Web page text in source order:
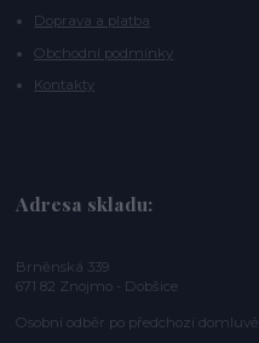
Doprava a platba
Obchodní podmínky
Kontakty
Adresa skladu:
Brněnská 339
671 82 Znojmo - Dobšice
Osobní odběr po předchozí domluvě.